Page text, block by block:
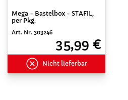
Mega - Bastelbox - STAFIL,
per Pkg.
Art. Nr. 303246
35,99 €
Nicht lieferbar